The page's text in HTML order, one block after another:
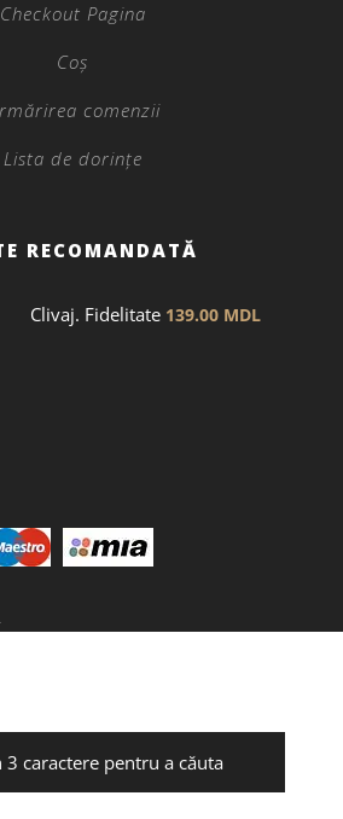
Checkout Pagina
Coș
comenzii
Lista de dorințe
RECOMANDATĂ
Clivaj. Fidelitate 139.00 MDL